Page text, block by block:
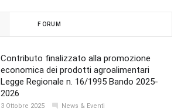
FORUM
Contributo finalizzato alla promozione
economica dei prodotti agroalimentari
Legge Regionale n. 16/1995 Bando 2025-
2026
3 Ottobre 2025 News & Eventi